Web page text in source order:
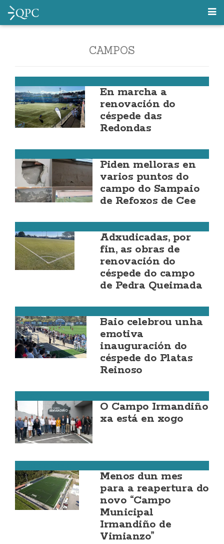
CAMPOS
En marcha a
renovación do
céspede das
Redondas
Piden melloras en
varios puntos do
campo do Sampaio
de Refoxos de Cee
Adxudicadas, por
fin, as obras de
renovación do
céspede do campo
de Pedra Queimada
Baio celebrou unha
emotiva
inauguración do
céspede do Platas
Reinoso
O Campo Irmandiño
xa está en xogo
Menos dun mes
para a reapertura do
novo “Campo
Municipal
Irmandiño de
Vimianzo”